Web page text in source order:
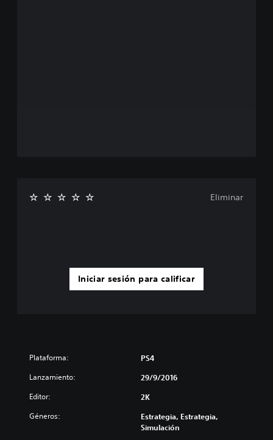
Iniciar sesión para calificar
Eliminar
Plataforma: PS4
Lanzamiento: 29/9/2016
Editor: 2K
Géneros:
Estrategia, Estrategia,
Simulación